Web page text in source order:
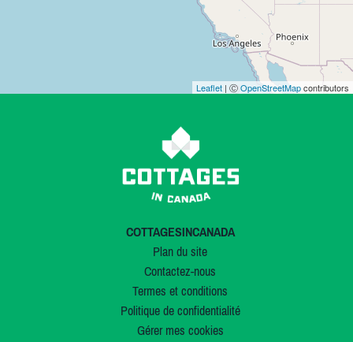
Leaflet | ⒸOpenStreetMapcontributors
COTTAGESINCANADA
Plan du site
Contactez-nous
Termes et conditions
Politique de confidentialité
Gérer mes cookies